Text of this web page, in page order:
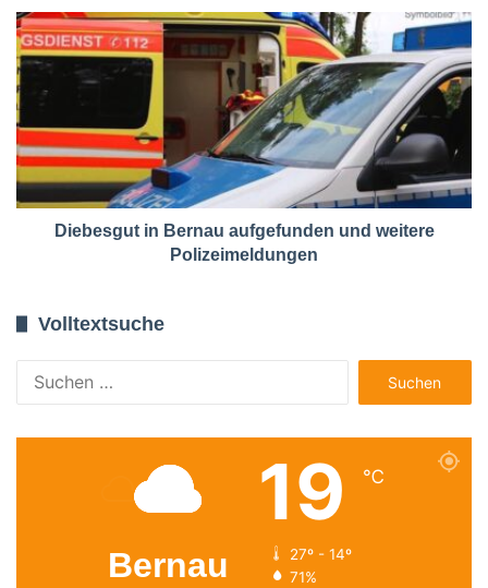
Diebesgut in Bernau aufgefunden und weitere
Polizeimeldungen
Volltextsuche
nach:
Bernau
19 ℃
27º - 14º
71%